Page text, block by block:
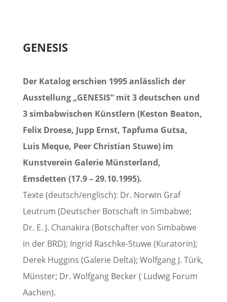
GENESIS
Der Katalog erschien 1995 anlässlich der
Ausstellung „GENESIS“ mit 3 deutschen und
3 simbabwischen Künstlern (Keston Beaton,
Felix Droese, Jupp Ernst, Tapfuma Gutsa,
Luis Meque, Peer Christian Stuwe) im
Kunstverein Galerie Münsterland,
Emsdetten (17.9 – 29.10.1995).
Texte (deutsch/englisch): Dr. Norwin Graf
Leutrum (Deutscher Botschaft in Simbabwe;
Dr. E. J. Chanakira (Botschafter von Simbabwe
in der BRD); Ingrid Raschke-Stuwe (Kuratorin);
Derek Huggins (Galerie Delta); Wolfgang J. Türk,
Münster; Dr. Wolfgang Becker ( Ludwig Forum
Aachen).